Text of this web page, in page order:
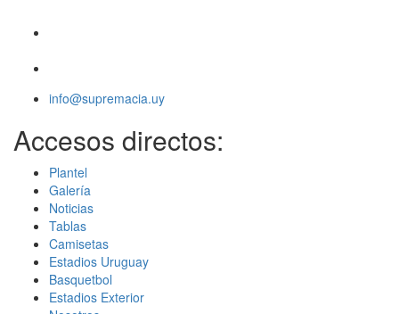
info@supremacia.uy
Accesos directos:
Plantel
Galería
Noticias
Tablas
Camisetas
Estadios Uruguay
Basquetbol
Estadios Exterior